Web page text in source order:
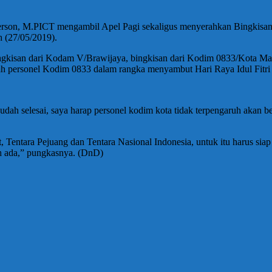
M.PICT mengambil Apel Pagi sekaligus menyerahkan
(27/05/2019).
dari Kodam V/Brawijaya, bingkisan dari Kodim 0833/Kota
personel Kodim 0833 dalam rangka menyambut Hari Raya Idul
selesai, saya harap personel kodim kota tidak terpengaruh akan
Pejuang dan Tentara Nasional Indonesia, untuk itu harus
ada,” pungkasnya. (DnD)